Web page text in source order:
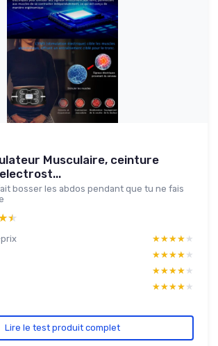
Musculaire, ceinture
bosser les abdos pendant que tu ne fais
★★★★★
★★★★★
★★★★★
★★★★★
★★★★★
★★★★★
★★★★★
★★★★★
Lire le test produit complet